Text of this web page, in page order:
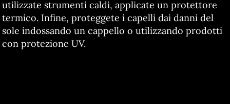
utilizzate strumenti caldi, applicate un protettore
termico. Infine, proteggete i capelli dai danni del
sole indossando un cappello o utilizzando prodotti
con protezione UV.